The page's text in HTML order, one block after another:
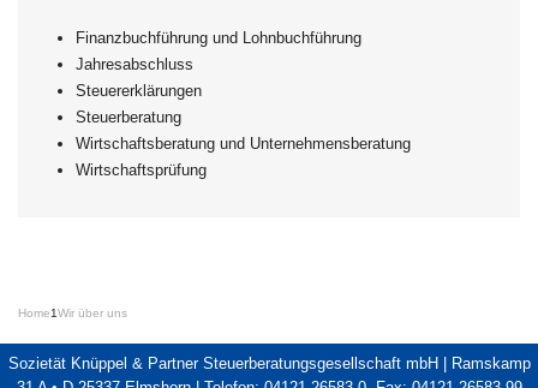
Finanzbuchführung und Lohnbuchführung
Jahresabschluss
Steuererklärungen
Steuerberatung
Wirtschaftsberatung und Unternehmensberatung
Wirtschaftsprüfung
Home1Wir über uns
Sozietät Knüppel & Partner Steuerberatungsgesellschaft mbH | Ramskamp